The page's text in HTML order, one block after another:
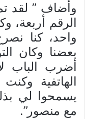
وأضاف ” لقد
الرقم أربعة،
واحد، كنا
بعضنا وكان
أضرب الباب
الهاتفية
يسمحوا لي
مع منصور”.